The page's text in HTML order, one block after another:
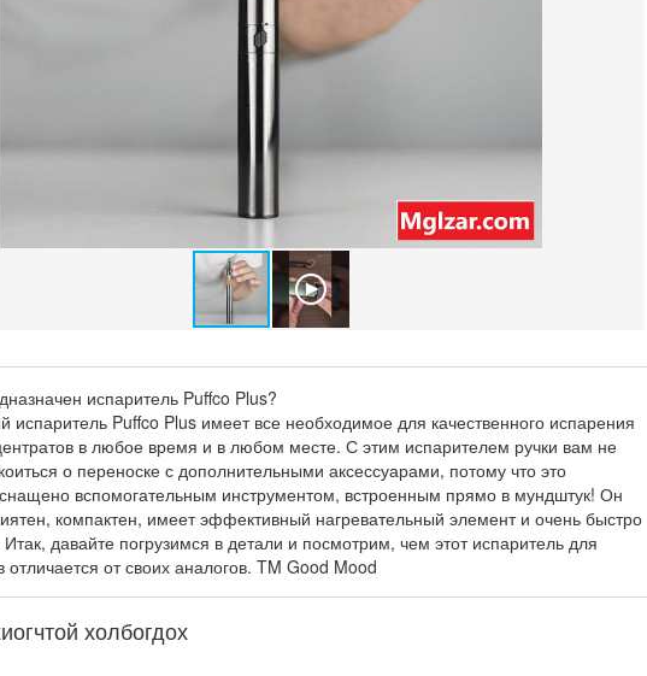
испаритель Puffco Plus?
испаритель Puffco Plus имеет все необходимое для качественного испарения
в любое время и в любом месте. С этим испарителем ручки вам не
о переноске с дополнительными аксессуарами, потому что это
вспомогательным инструментом, встроенным прямо в мундштук! Он
компактен, имеет эффективный нагревательный элемент и очень быстро
Итак, давайте погрузимся в детали и посмотрим, чем этот испаритель для
отличается от своих аналогов. TM Good Mood
холбогдох